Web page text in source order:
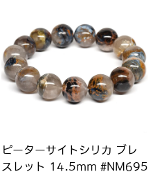
ピーターサイトシリカ ブレ
スレット 14.5mm #NM695